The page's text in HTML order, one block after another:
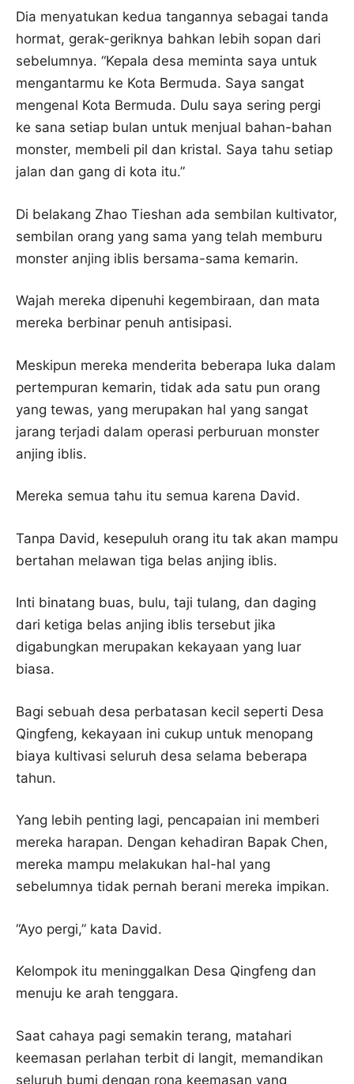
Dia menyatukan kedua tangannya sebagai tanda
hormat, gerak-geriknya bahkan lebih sopan dari
sebelumnya. “Kepala desa meminta saya untuk
mengantarmu ke Kota Bermuda. Saya sangat
mengenal Kota Bermuda. Dulu saya sering pergi
ke sana setiap bulan untuk menjual bahan-bahan
monster, membeli pil dan kristal. Saya tahu setiap
jalan dan gang di kota itu.”
Di belakang Zhao Tieshan ada sembilan kultivator,
sembilan orang yang sama yang telah memburu
monster anjing iblis bersama-sama kemarin.
Wajah mereka dipenuhi kegembiraan, dan mata
mereka berbinar penuh antisipasi.
Meskipun mereka menderita beberapa luka dalam
pertempuran kemarin, tidak ada satu pun orang
yang tewas, yang merupakan hal yang sangat
jarang terjadi dalam operasi perburuan monster
anjing iblis.
Mereka semua tahu itu semua karena David.
Tanpa David, kesepuluh orang itu tak akan mampu
bertahan melawan tiga belas anjing iblis.
Inti binatang buas, bulu, taji tulang, dan daging
dari ketiga belas anjing iblis tersebut jika
digabungkan merupakan kekayaan yang luar
biasa.
Bagi sebuah desa perbatasan kecil seperti Desa
Qingfeng, kekayaan ini cukup untuk menopang
biaya kultivasi seluruh desa selama beberapa
tahun.
Yang lebih penting lagi, pencapaian ini memberi
mereka harapan. Dengan kehadiran Bapak Chen,
mereka mampu melakukan hal-hal yang
sebelumnya tidak pernah berani mereka impikan.
“Ayo pergi,” kata David.
Kelompok itu meninggalkan Desa Qingfeng dan
menuju ke arah tenggara.
Saat cahaya pagi semakin terang, matahari
keemasan perlahan terbit di langit, memandikan
seluruh bumi dengan rona keemasan yang